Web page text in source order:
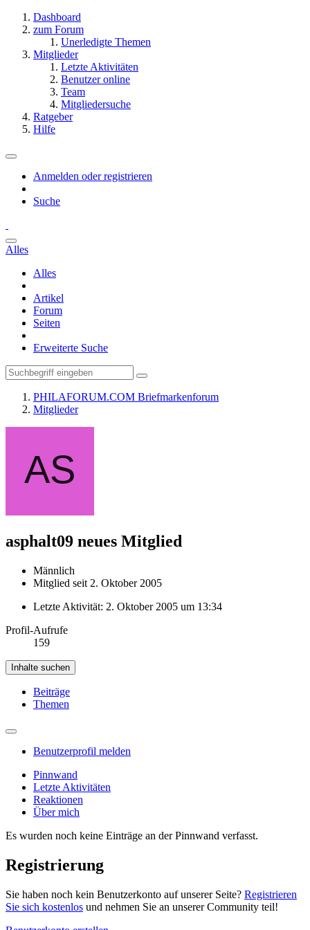
Dashboard
zum Forum
Unerledigte Themen
Mitglieder
Letzte Aktivitäten
Benutzer online
Team
Mitgliedersuche
Ratgeber
Hilfe
Anmelden oder registrieren
Suche
Alles
Alles
Artikel
Forum
Seiten
Erweiterte Suche
PHILAFORUM.COM Briefmarkenforum
Mitglieder
asphalt09 neues Mitglied
Männlich
Mitglied seit 2. Oktober 2005
Letzte Aktivität: 2. Oktober 2005 um 13:34
Profil-Aufrufe
159
Inhalte suchen
Beiträge
Themen
Benutzerprofil melden
Pinnwand
Letzte Aktivitäten
Reaktionen
Über mich
Es wurden noch keine Einträge an der Pinnwand verfasst.
Registrierung
Sie haben noch kein Benutzerkonto auf unserer Seite? Registrieren
Sie sich kostenlos und nehmen Sie an unserer Community teil!